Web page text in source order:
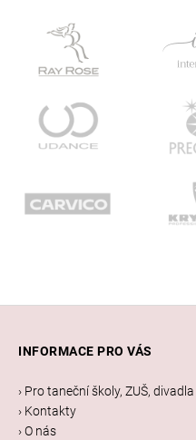
INFORMACE PRO VÁS
› Pro taneční školy, ZUŠ, divadla
› Kontakty
› O nás